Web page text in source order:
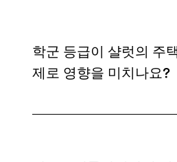
학군 등급이 샬럿의 주
제로 영향을 미치나요?